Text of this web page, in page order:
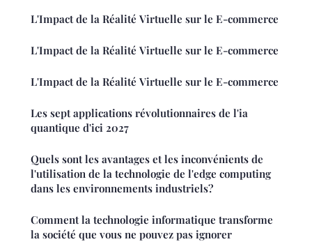
L'Impact de la Réalité Virtuelle sur le E-commerce
L'Impact de la Réalité Virtuelle sur le E-commerce
L'Impact de la Réalité Virtuelle sur le E-commerce
Les sept applications révolutionnaires de l'ia
quantique d'ici 2027
Quels sont les avantages et les inconvénients de
l'utilisation de la technologie de l'edge computing
dans les environnements industriels?
Comment la technologie informatique transforme
la société que vous ne pouvez pas ignorer